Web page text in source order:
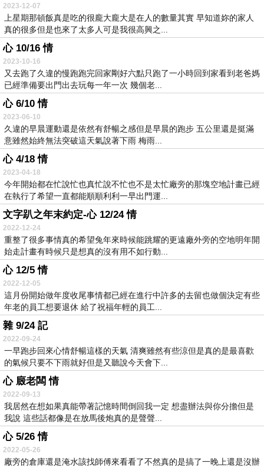
2023-12-07
上星期那頓飯真是吃的很龐大龐大是在人的數量其實 早知道妳的家人
真的很多但是也來了太多人可是我很高興之...
心 10/16 情
2023-10-16
又去跑了久違的慢跑跑完回家剛好六點只跑了一小時回到家看到老爸媽
已經準備要出門出去玩每一年一次 幾個老...
心 6/10 情
2023-06-10
久違的早晨運動還是依然有舒暢之感但是早晨的跑步 五公里還是挺滿
意雖然始終無法突破這天氣說著下雨 梅雨...
心 4/18 情
2023-04-18
今年開始都在忙說忙也真忙說不忙也不是太忙廠旁的那塊空地計畫已經
在執行了希望一直都能順順利利一早出門運...
文字趴之年末約定-心 12/24 情
2022-12-24
重整了很多事情真的希望兔年來時候能跳耀的更遠廠外旁的空地明年開
始走計畫有時候只是想真的沒有用不如行動...
心 12/5 情
2022-12-05
這月份開始做年度收尾事情都已經在進行中許多的去留也做個決定有些
年老的員工想要退休 給了祝福年輕的員工...
雜 9/24 記
2022-09-24
一早跑步回來心情舒暢這樣的天氣 清爽雖然有些涼但是真的是最喜歡
的氣候只要不下雨就好但是又聽說今天會下...
心 廄老闆 情
2022-09-13
我居然在想如果真能帶著記憶時間倒回我一定 想盡辦法與你分擔但是
我說 這些話都像是在放馬後炮真的是聲聲...
心 5/26 情
2022-05-26
廠旁的倉庫還是淹水該找師傅來看看了不然真的是搞了一晚上還是沒辦